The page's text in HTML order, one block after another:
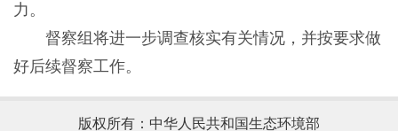
力。
督察组将进一步调查核实有关情况，并按要求做
好后续督察工作。
版权所有：中华人民共和国生态环境部